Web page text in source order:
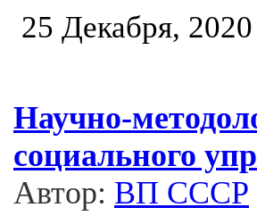
25 Декабря, 2020
Научно-
социального
Автор: ВП СССР